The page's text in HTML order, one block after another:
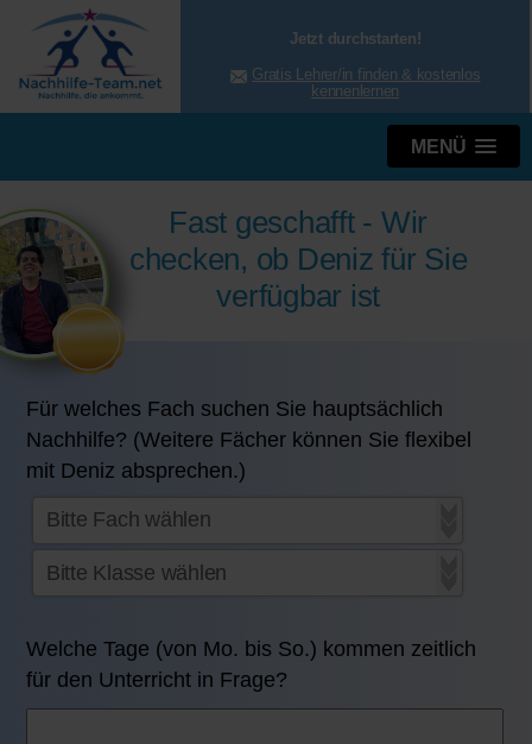
Jetzt durchstarten!
Gratis Lehrer/in finden & kostenlos
kennenlernen
MENÜ
Fast geschafft - Wir
checken, ob Deniz für Sie
verfügbar ist
Für welches Fach suchen Sie hauptsächlich
Nachhilfe? (Weitere Fächer können Sie flexibel
mit Deniz absprechen.)
Welche Tage (von Mo. bis So.) kommen zeitlich
für den Unterricht in Frage?